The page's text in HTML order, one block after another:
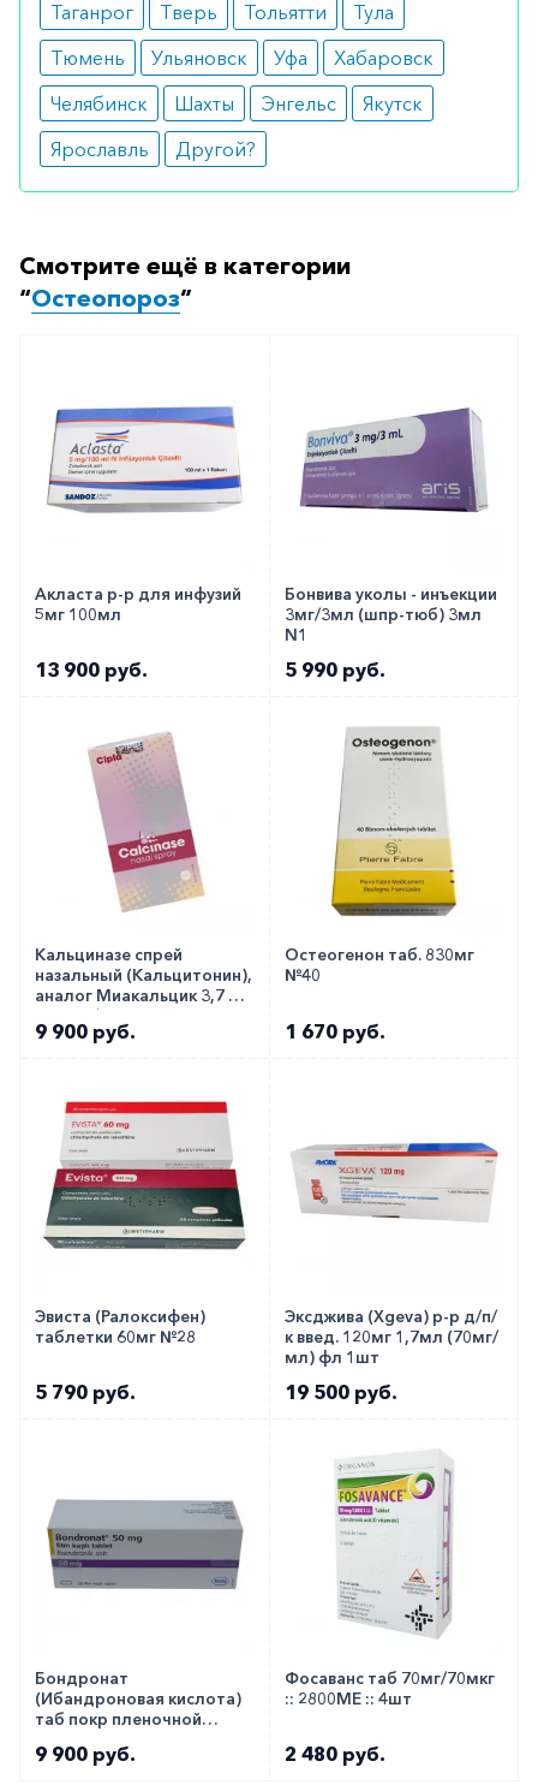
Таганрог
Тверь Тольятти
Тула
Тюмень
Ульяновск Уфа
Хабаровск
Челябинск
Шахты Энгельс
Якутск
Ярославль
Другой?
Смотрите ещё в категории
“Остеопороз”
Акласта р-р для инфузий
5мг 100мл
13 900 руб.
Бонвива уколы - инъекции
3мг/3мл (шпр-тюб) 3мл
N1
5 990 руб.
Кальциназе спрей
назальный (Кальцитонин),
аналог Миакальцик 3,7 мл
200 МЕ/доза 30 доз
9 900 руб.
Остеогенон таб. 830мг
№40
1 670 руб.
Эвиста (Ралоксифен)
таблетки 60мг №28
5 790 руб.
Эксджива (Xgeva) р-р д/п/
к введ. 120мг 1,7мл (70мг/
мл) фл 1шт
19 500 руб.
Бондронат
(Ибандроновая кислота)
таб покр пленочной
9 900 руб.
Фосаванс таб 70мг/70мкг
:: 2800МЕ :: 4шт
2 480 руб.